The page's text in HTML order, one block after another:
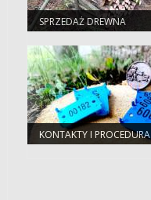
SPRZEDAŻ DREWNA
KONTAKTY I PROCEDURA
POSTĘPOWANIA